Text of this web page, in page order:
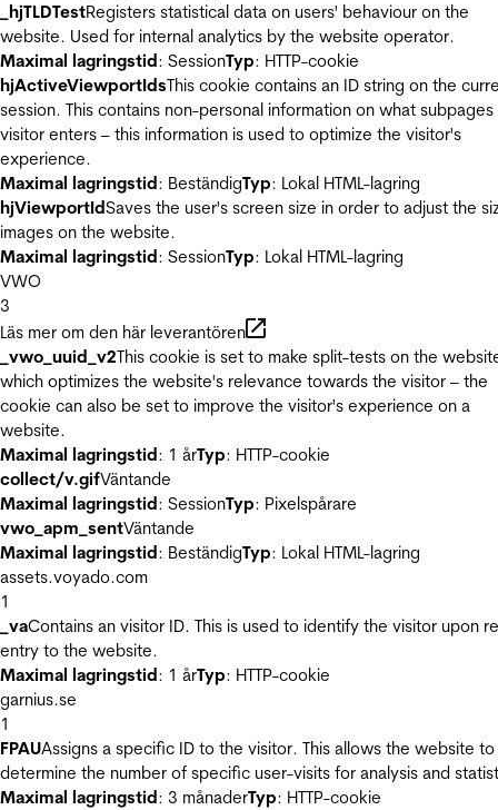
_hjTLDTestRegisters statistical data on users' behaviour on the
website. Used for internal analytics by the website operator.
Maximal lagringstid: SessionTyp: HTTP-cookie
hjActiveViewportIdsThis cookie contains an ID string on the
session. This contains non-personal information on what
visitor enters – this information is used to optimize the visitor's
experience.
Maximal lagringstid: BeständigTyp: Lokal HTML-lagring
hjViewportIdSaves the user's screen size in order to adjust the
images on the website.
Maximal lagringstid: SessionTyp: Lokal HTML-lagring
VWO
3
Läs mer om den här leverantören
_vwo_uuid_v2This cookie is set to make split-tests on the
which optimizes the website's relevance towards the visitor – the
cookie can also be set to improve the visitor's experience on a
website.
Maximal lagringstid: 1 årTyp: HTTP-cookie
collect/v.gifVäntande
Maximal lagringstid: SessionTyp: Pixelspårare
vwo_apm_sentVäntande
Maximal lagringstid: BeständigTyp: Lokal HTML-lagring
assets.voyado.com
1
_vaContains an visitor ID. This is used to identify the visitor upon
entry to the website.
Maximal lagringstid: 1 årTyp: HTTP-cookie
garnius.se
1
FPAUAssigns a specific ID to the visitor. This allows the website to
determine the number of specific user-visits for analysis and
Maximal lagringstid: 3 månaderTyp: HTTP-cookie